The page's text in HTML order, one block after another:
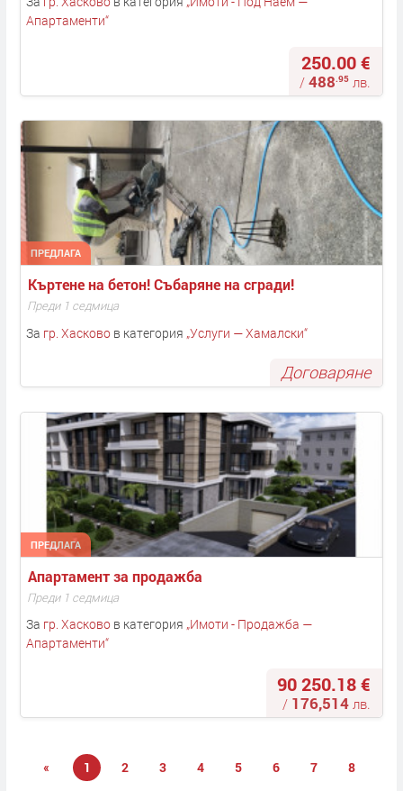
Апартаменти“
250.00 €
/488.95 лв.
ПРЕДЛАГА
Къртене на бетон! Събаряне на сгради!
Преди 1 седмица
За гр. Хасковов категория „Услуги — Хамалски“
Договаряне
ПРЕДЛАГА
Апартамент за продажба
Преди 1 седмица
За гр. Хасковов категория „Имоти - Продажба —
Апартаменти“
90 250.18 €
/ 176,514 лв.
« 1 2 3 4 5 6 7 8